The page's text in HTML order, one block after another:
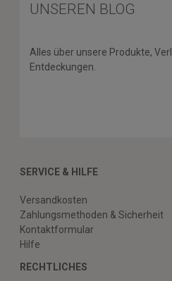
UNSEREN BLOG
Alles über unsere Produkte,
Entdeckungen.
SERVICE & HILFE
Versandkosten
Zahlungsmethoden & Sicherheit
Kontaktformular
Hilfe
RECHTLICHES